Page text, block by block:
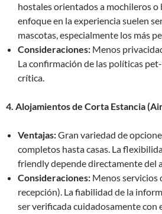
hostales orientados a mochileros
enfoque en la experiencia suelen
mascotas, especialmente los más
Consideraciones: Menos
La confirmación de las políticas
crítica.
4. Alojamientos de Corta Estancia
Ventajas:Gran variedad de
completos hasta casas. La
friendly depende directamente del
Consideraciones: Menos servicios
recepción). La fiabilidad de la
ser verificada cuidadosamente con